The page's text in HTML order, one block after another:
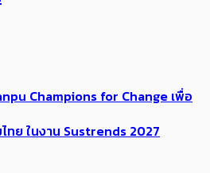
Champions for Change เพื่อ
ทย ในงาน Sustrends 2027